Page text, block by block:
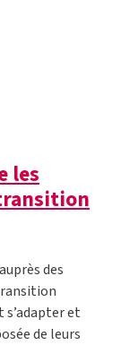
les
des
et
de leurs